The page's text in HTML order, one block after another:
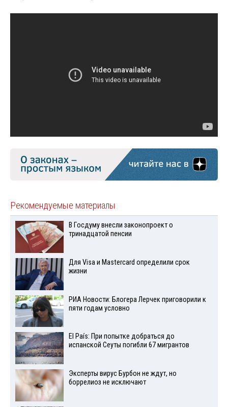
Рекомендуемые материалы
В Госдуму внесли законопроект о
тринадцатой пенсии
Для Visа и Mastercard определили срок
жизни
РИА Новости: Блогера Лерчек приговорили к
пяти годам условно
El País: При попытке добраться до
испанской Сеуты погибли 67 мигрантов
Эксперты вирус Бурбон не ждут, но
боррелиоз не исключают